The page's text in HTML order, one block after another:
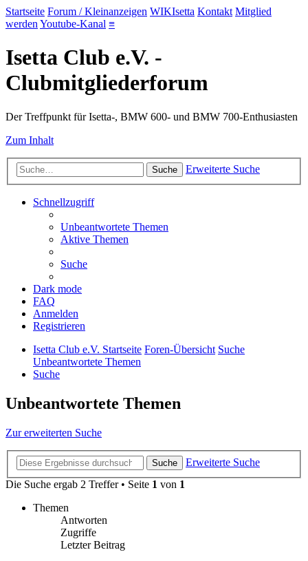
Startseite Forum / Kleinanzeigen WIKIsetta Kontakt Mitglied
werden Youtube-Kanal ≡
Isetta Club e.V. -
Clubmitgliederforum
Der Treffpunkt für Isetta-, BMW 600- und BMW 700-Enthusiasten
Zum Inhalt
Suche Erweiterte Suche
Schnellzugriff
Unbeantwortete Themen
Aktive Themen
Suche
Dark mode
FAQ
Anmelden
Registrieren
Isetta Club e.V. Startseite Foren-Übersicht Suche
Unbeantwortete Themen
Suche
Unbeantwortete Themen
Zur erweiterten Suche
Suche
Erweiterte Suche
Die Suche ergab 2 Treffer • Seite 1 von 1
Themen
Antworten
Zugriffe
Letzter Beitrag